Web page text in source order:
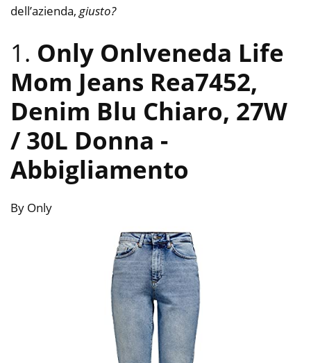
dell’azienda, giusto?
1. Only Onlveneda Life
Mom Jeans Rea7452,
Denim Blu Chiaro, 27W
/ 30L Donna -
Abbigliamento
By Only